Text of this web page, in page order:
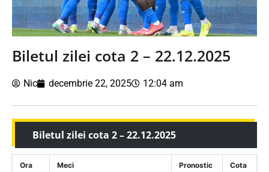
Biletul zilei cota 2 – 22.12.2025
Nic decembrie 22, 2025 12:04 am
Biletul zilei cota 2 – 22.12.2025
Ora Meci Pronostic Cota